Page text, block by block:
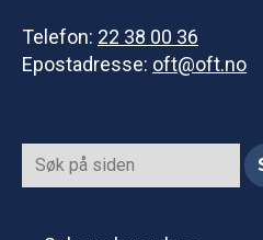
Telefon: 22 38 00 36
Epostadresse: oft@oft.no